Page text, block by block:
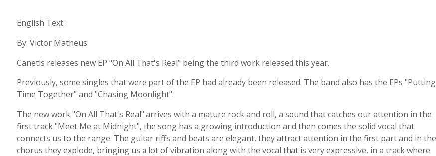
English Text:
By: Victor Matheus
Canetis releases new EP "On All That's Real" being the third work released this year.
Previously, some singles that were part of the EP had already been released. The band also has the EPs "Putting
Time Together" and "Chasing Moonlight".
The new work "On All That's Real" arrives with a mature rock and roll, a sound that catches our attention in the
first track "Meet Me at Midnight", the song has a growing introduction and then comes the solid vocal that
connects us to the range. The guitar riffs and beats are elegant, they attract attention in the first part and in the
chorus they explode, bringing us a lot of vibration along with the vocal that is very expressive, in a track where